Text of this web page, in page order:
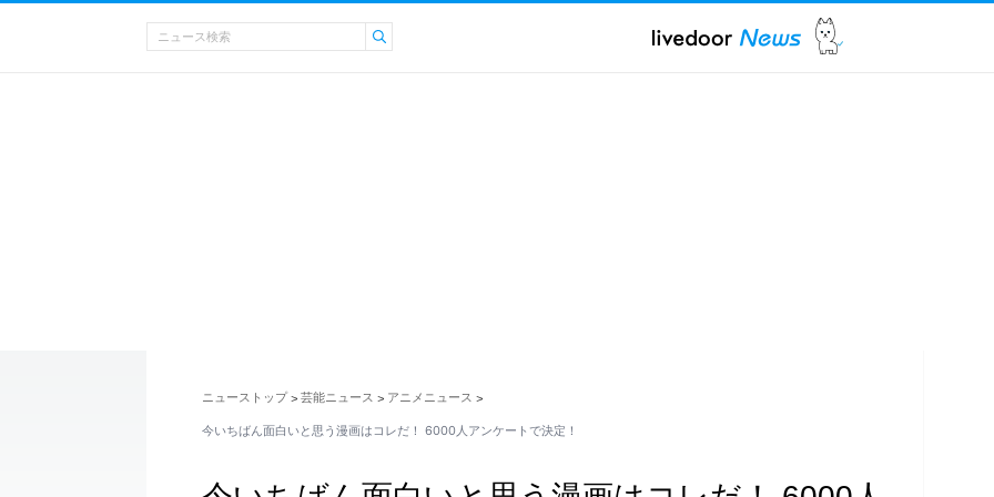
ニューストップ > 芸能ニュース > アニメニュース >
今いちばん面白いと思う漫画はコレだ！ 6000人アンケートで決定！